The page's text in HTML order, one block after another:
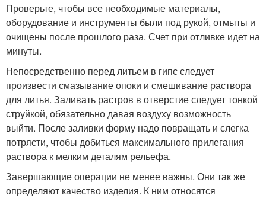
Проверьте, чтобы все необходимые материалы,
оборудование и инструменты были под рукой, отмыты и
очищены после прошлого раза. Счет при отливке идет на
минуты.
Непосредственно перед литьем в гипс следует
произвести смазывание опоки и смешивание раствора
для литья. Заливать растров в отверстие следует тонкой
струйкой, обязательно давая воздуху возможность
выйти. После заливки форму надо повращать и слегка
потрясти, чтобы добиться максимального прилегания
раствора к мелким деталям рельефа.
Завершающие операции не менее важны. Они так же
определяют качество изделия. К ним относятся